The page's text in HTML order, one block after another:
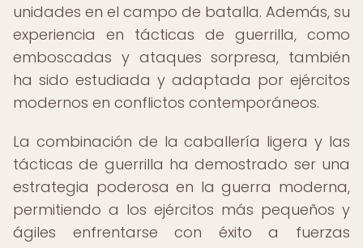
unidades en el campo de batalla. Además, su
experiencia en tácticas de guerrilla, como
emboscadas y ataques sorpresa, también
ha sido estudiada y adaptada por ejércitos
modernos en conflictos contemporáneos.
La combinación de la caballería ligera y las
tácticas de guerrilla ha demostrado ser una
estrategia poderosa en la guerra moderna,
permitiendo a los ejércitos más pequeños y
ágiles enfrentarse con éxito a fuerzas